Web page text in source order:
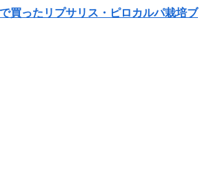
買ったリプサリス・ピロカルパ栽培ブ